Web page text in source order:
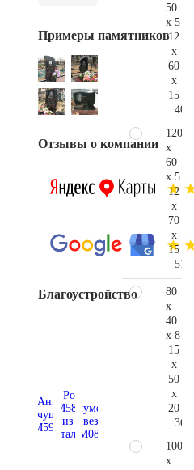
Примеры памятников
Отзывы о компании
Благоустройство
50
x 5
12
x
60
x
15
120
x
60
x 5
12
x
70
x
15
80
x
40
x 8
15
x
50
x
20
100
x